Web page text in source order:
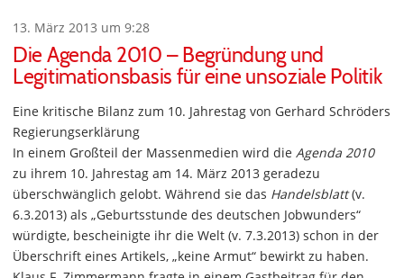
13. März 2013 um 9:28
Die Agenda 2010 – Begründung und
Legitimationsbasis für eine unsoziale Politik
Eine kritische Bilanz zum 10. Jahrestag von Gerhard Schröders
Regierungserklärung
In einem Großteil der Massenmedien wird die Agenda 2010
zu ihrem 10. Jahrestag am 14. März 2013 geradezu
überschwänglich gelobt. Während sie das Handelsblatt(v.
6.3.2013) als „Geburtsstunde des deutschen Jobwunders“
würdigte, bescheinigte ihr die Welt (v. 7.3.2013) schon in der
Überschrift eines Artikels, „keine Armut“ bewirkt zu haben.